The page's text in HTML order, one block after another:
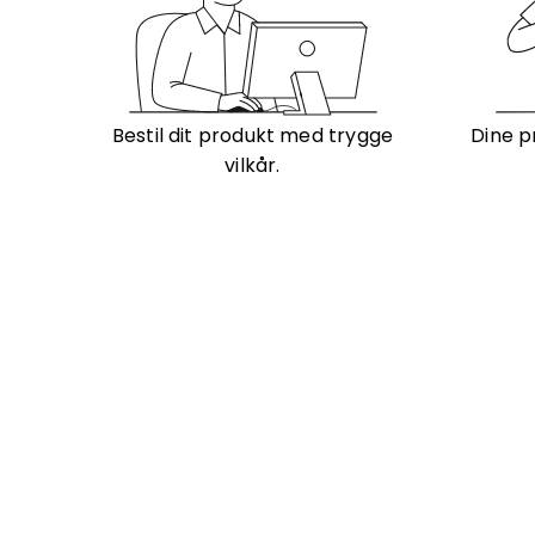
Bestil dit produkt med trygge
vilkår.
Dine